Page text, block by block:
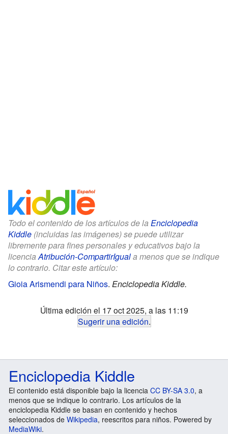
Todo el contenido de los artículos de la Enciclopedia
Kiddle (incluidas las imágenes) se puede utilizar
libremente para fines personales y educativos bajo la
licenciaAtribución-CompartirIguala menos que se indique
lo contrario. Citar este artículo:
Gioia Arismendi para Niños. Enciclopedia Kiddle.
Última edición el 17 oct 2025, a las 11:19
Sugerir una edición.
Enciclopedia Kiddle
El contenido está disponible bajo la licencia CC BY-SA 3.0, a
menos que se indique lo contrario. Los artículos de la
enciclopedia Kiddle se basan en contenido y hechos
seleccionados de Wikipedia, reescritos para niños. Powered by
MediaWiki.